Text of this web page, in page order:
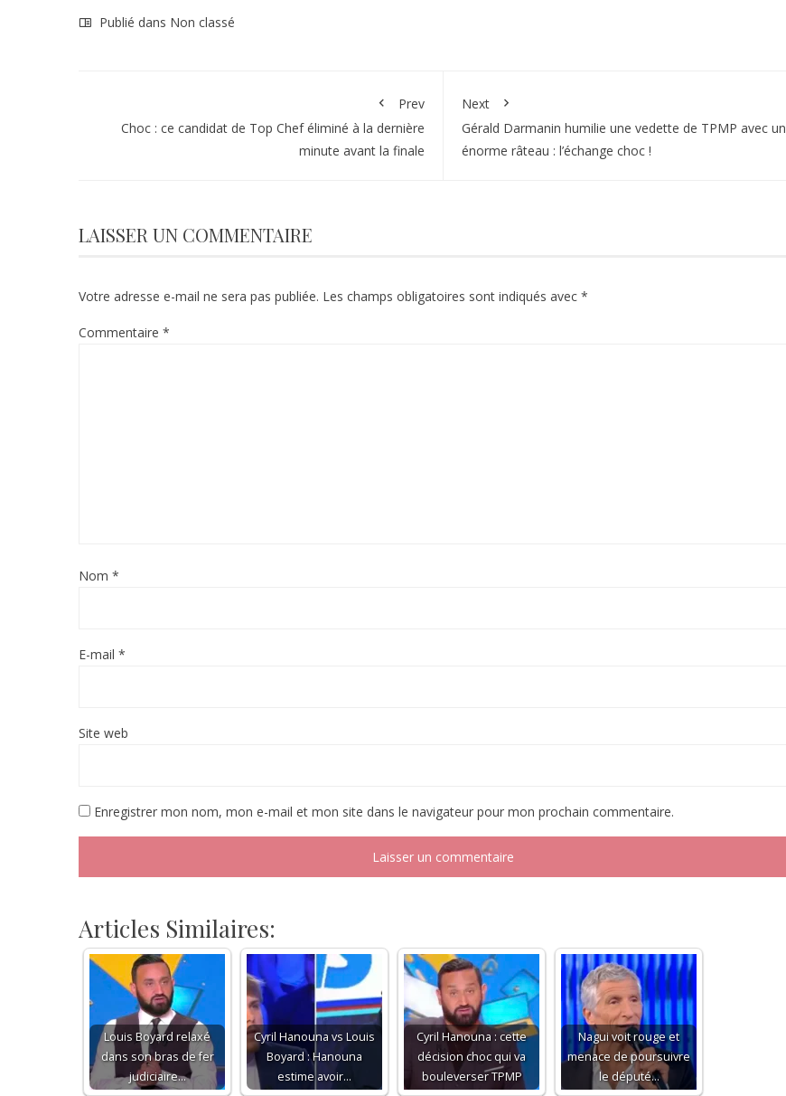
Publié dans Non classé
Prev
Choc : ce candidat de Top Chef éliminé à la dernière
minute avant la finale
Next
Gérald Darmanin humilie une vedette de TPMP avec un
énorme râteau : l’échange choc !
LAISSER UN COMMENTAIRE
Votre adresse e-mail ne sera pas publiée. Les champs obligatoires sont indiqués avec *
Commentaire *
Nom *
E-mail *
Site web
Enregistrer mon nom, mon e-mail et mon site dans le navigateur pour mon prochain commentaire.
Articles Similaires:
Louis Boyard relaxé
dans son bras de fer
judiciaire…
Cyril Hanouna vs Louis
Boyard : Hanouna
estime avoir…
Cyril Hanouna : cette
décision choc qui va
bouleverser TPMP
Nagui voit rouge et
menace de poursuivre
le député…